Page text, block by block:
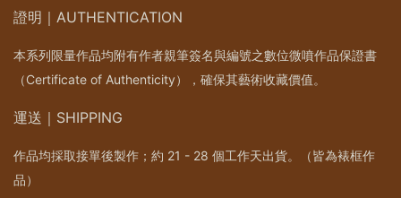
證明｜AUTHENTICATION
本系列限量作品均附有作者親筆簽名與編號之數位微噴作品保證書
（Certificate of Authenticity），確保其藝術收藏價值。
運送｜SHIPPING
作品均採取接單後製作；約 21 - 28 個工作天出貨。（皆為裱框作
品）